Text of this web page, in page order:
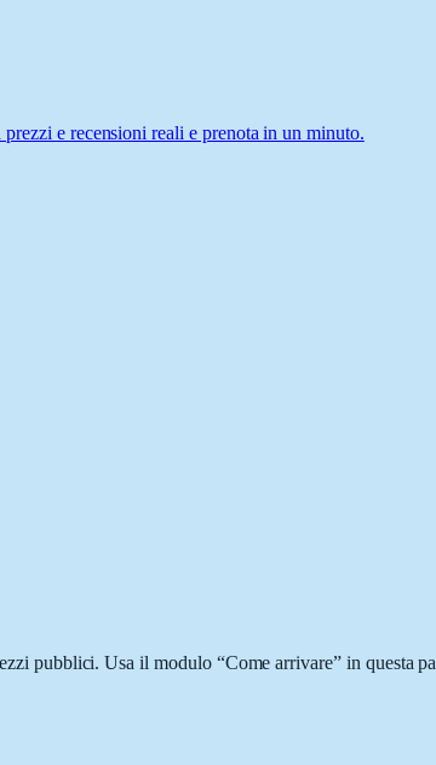
e recensioni reali e prenota in un minuto.
pubblici. Usa il modulo “Come arrivare” in questa